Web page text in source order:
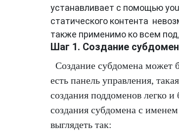
устанавливает с помощью
статического контента
также применимо ко всем
Шаг 1. Создание
Создание субдомена может
есть панель управления,
создания поддоменов легко
создания субдомена с
выглядеть так: